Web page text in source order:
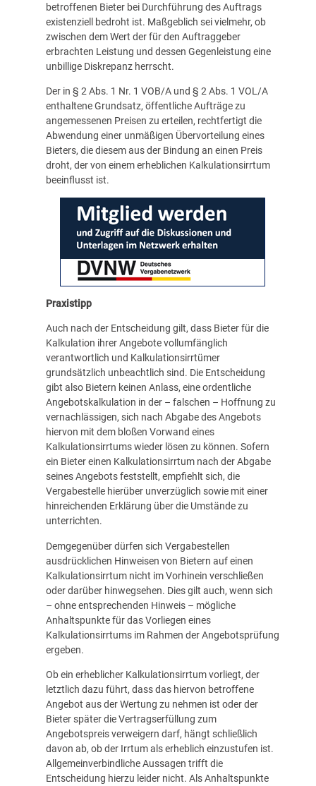
betroffenen Bieter bei Durchführung des Auftrags
existenziell bedroht ist. Maßgeblich sei vielmehr, ob
zwischen dem Wert der für den Auftraggeber
erbrachten Leistung und dessen Gegenleistung eine
unbillige Diskrepanz herrscht.
Der in § 2 Abs. 1 Nr. 1 VOB/A und § 2 Abs. 1 VOL/A
enthaltene Grundsatz, öffentliche Aufträge zu
angemessenen Preisen zu erteilen, rechtfertigt die
Abwendung einer unmäßigen Übervorteilung eines
Bieters, die diesem aus der Bindung an einen Preis
droht, der von einem erheblichen Kalkulationsirrtum
beeinflusst ist.
Praxistipp
Auch nach der Entscheidung gilt, dass Bieter für die
Kalkulation ihrer Angebote vollumfänglich
verantwortlich und Kalkulationsirrtümer
grundsätzlich unbeachtlich sind. Die Entscheidung
gibt also Bietern keinen Anlass, eine ordentliche
Angebotskalkulation in der – falschen – Hoffnung zu
vernachlässigen, sich nach Abgabe des Angebots
hiervon mit dem bloßen Vorwand eines
Kalkulationsirrtums wieder lösen zu können. Sofern
ein Bieter einen Kalkulationsirrtum nach der Abgabe
seines Angebots feststellt, empfiehlt sich, die
Vergabestelle hierüber unverzüglich sowie mit einer
hinreichenden Erklärung über die Umstände zu
unterrichten.
Demgegenüber dürfen sich Vergabestellen
ausdrücklichen Hinweisen von Bietern auf einen
Kalkulationsirrtum nicht im Vorhinein verschließen
oder darüber hinwegsehen. Dies gilt auch, wenn sich
– ohne entsprechenden Hinweis – mögliche
Anhaltspunkte für das Vorliegen eines
Kalkulationsirrtums im Rahmen der Angebotsprüfung
ergeben.
Ob ein erheblicher Kalkulationsirrtum vorliegt, der
letztlich dazu führt, dass das hiervon betroffene
Angebot aus der Wertung zu nehmen ist oder der
Bieter später die Vertragserfüllung zum
Angebotspreis verweigern darf, hängt schließlich
davon ab, ob der Irrtum als erheblich einzustufen ist.
Allgemeinverbindliche Aussagen trifft die
Entscheidung hierzu leider nicht. Als Anhaltspunkte